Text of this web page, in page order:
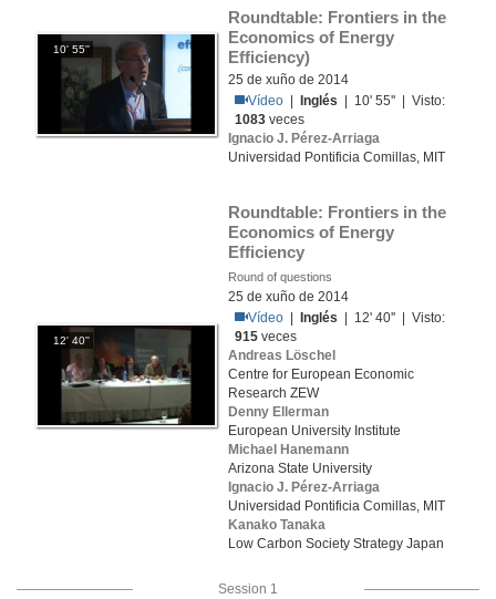
10' 55''
Roundtable: Frontiers in the
Economics of Energy
Efficiency)
25 de xuño de 2014
Vídeo
Inglés | 10' 55'' | Visto:
1083 veces
Ignacio J. Pérez-Arriaga
Universidad Pontificia Comillas, MIT
12' 40''
Roundtable: Frontiers in the
Economics of Energy
Efficiency
Round of questions
25 de xuño de 2014
Vídeo
Inglés | 12' 40'' | Visto:
915 veces
Andreas Löschel
Centre for European Economic
Research ZEW
Denny Ellerman
European University Institute
Michael Hanemann
Arizona State University
Ignacio J. Pérez-Arriaga
Universidad Pontificia Comillas, MIT
Kanako Tanaka
Low Carbon Society Strategy Japan
Session 1